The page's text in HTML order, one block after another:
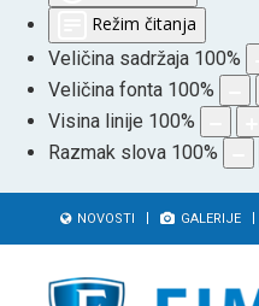
Režim čitanja
Veličina sadržaja 100%
Veličina fonta 100%
Visina linije 100%
Razmak slova 100%
NOVOSTI GALERIJE